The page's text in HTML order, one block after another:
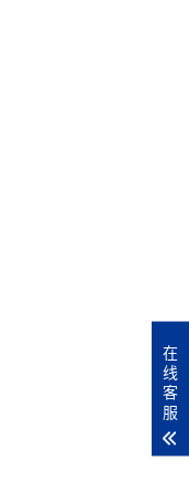
在
线
客
服